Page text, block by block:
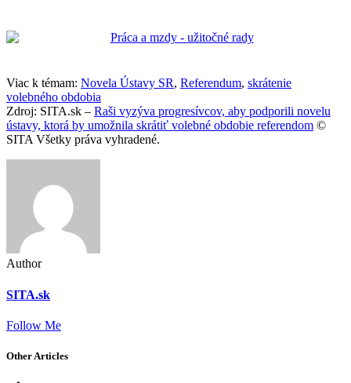
Viac k témam: Novela Ústavy SR, Referendum, skrátenie
volebného obdobia
Zdroj: SITA.sk – Raši vyzýva progresívcov, aby podporili novelu
ústavy, ktorá by umožnila skrátiť volebné obdobie referendom ©
SITA Všetky práva vyhradené.
Author
SITA.sk
Follow Me
Other Articles